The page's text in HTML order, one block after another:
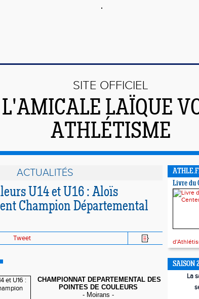
SITE OFFICIEL
LAÏQUE
ATHLÉTISME
ACTUALITÉS
U14 et U16 : Aloïs
Champion Départemental
Tweet
CHAMPIONNAT DEPARTEMENTAL DES
POINTES DE COULEURS
- Moirans -
Livre du
SAISON
La